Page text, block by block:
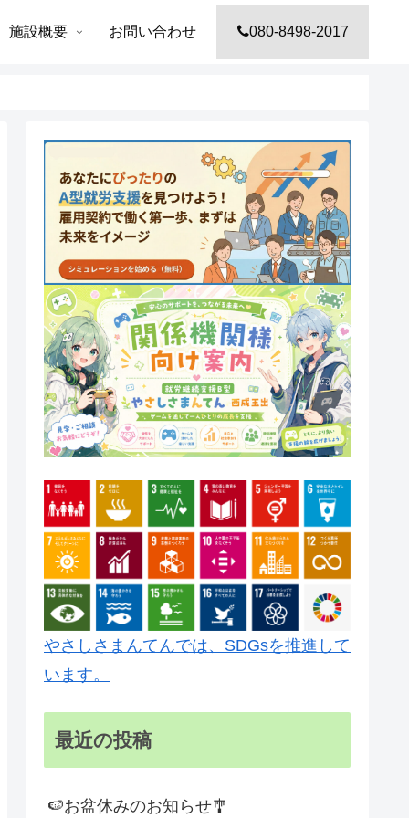
施設概要 お問い合わせ 080-8498-2017
やさしさまんてんでは、SDGsを推進して
います。
最近の投稿
🍉お盆休みのお知らせ🎐